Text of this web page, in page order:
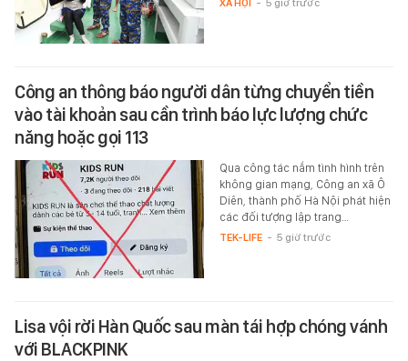
Công an thông báo người dân từng chuyển tiền
vào tài khoản sau cần trình báo lực lượng chức
năng hoặc gọi 113
Qua công tác nắm tình hình trên
không gian mạng, Công an xã Ô
Diên, thành phố Hà Nội phát hiện
các đối tượng lập trang…
TEK-LIFE - 5 giờ trước
Lisa vội rời Hàn Quốc sau màn tái hợp chóng vánh
với BLACKPINK